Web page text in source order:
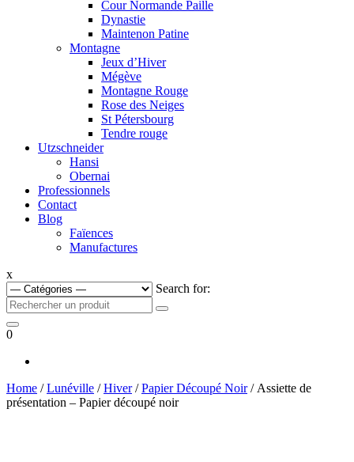
Cour Normande Paille
Dynastie
Maintenon Patine
Montagne
Jeux d’Hiver
Mégève
Montagne Rouge
Rose des Neiges
St Pétersbourg
Tendre rouge
Utzschneider
Hansi
Obernai
Professionnels
Contact
Blog
Faïences
Manufactures
x
Search for:
0
Home /Lunéville /Hiver/Papier Découpé Noir/ Assiette de
présentation – Papier découpé noir